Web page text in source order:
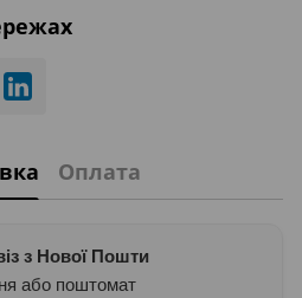
Оплата
з Нової Пошти
або поштомат